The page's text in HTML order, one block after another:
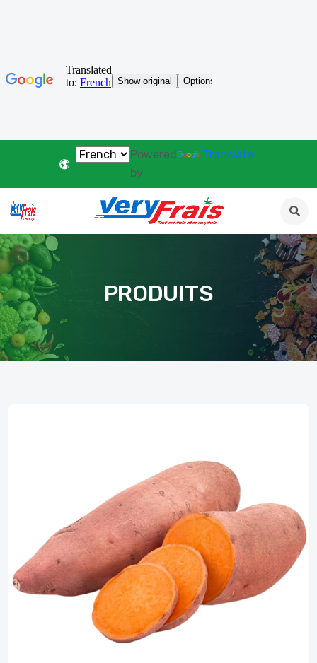
Powered
by
Translate
PRODUITS